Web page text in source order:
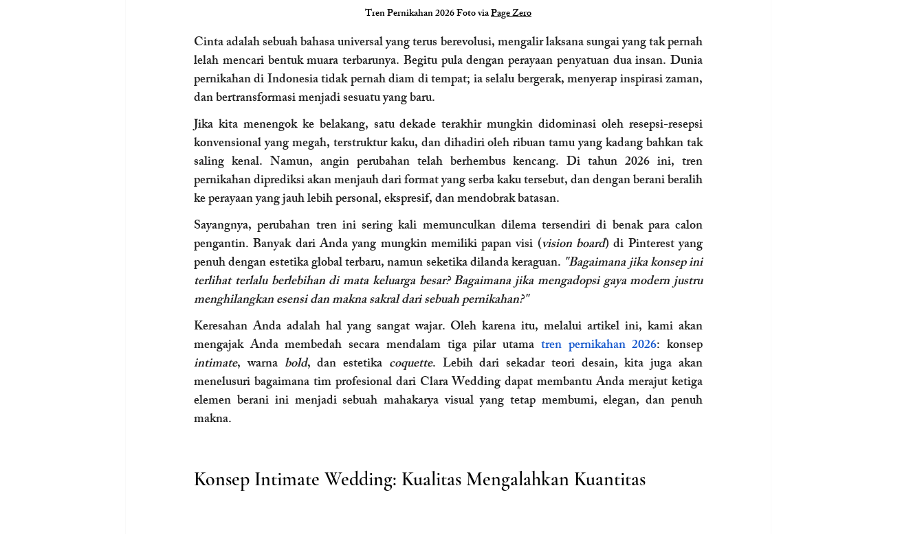
Tren Pernikahan 2026 Foto via Page Zero
Cinta adalah sebuah bahasa universal yang terus berevolusi, mengalir laksana sungai yang tak pernah
lelah mencari bentuk muara terbarunya. Begitu pula dengan perayaan penyatuan dua insan. Dunia
pernikahan di Indonesia tidak pernah diam di tempat; ia selalu bergerak, menyerap inspirasi zaman,
dan bertransformasi menjadi sesuatu yang baru.
Jika kita menengok ke belakang, satu dekade terakhir mungkin didominasi oleh resepsi-resepsi
konvensional yang megah, terstruktur kaku, dan dihadiri oleh ribuan tamu yang kadang bahkan tak
saling kenal. Namun, angin perubahan telah berhembus kencang. Di tahun 2026 ini, tren
pernikahan diprediksi akan menjauh dari format yang serba kaku tersebut, dan dengan berani beralih
ke perayaan yang jauh lebih personal, ekspresif, dan mendobrak batasan.
Sayangnya, perubahan tren ini sering kali memunculkan dilema tersendiri di benak para calon
pengantin. Banyak dari Anda yang mungkin memiliki papan visi (vision board) di Pinterest yang
penuh dengan estetika global terbaru, namun seketika dilanda keraguan. "Bagaimana jika konsep ini
terlihat terlalu berlebihan di mata keluarga besar? Bagaimana jika mengadopsi gaya modern justru
menghilangkan esensi dan makna sakral dari sebuah pernikahan?"
Keresahan Anda adalah hal yang sangat wajar. Oleh karena itu, melalui artikel ini, kami akan
mengajak Anda membedah secara mendalam tiga pilar utama tren pernikahan 2026
intimate, warna bold, dan estetika coquette. Lebih dari sekadar teori desain, kita juga akan
menelusuri bagaimana tim profesional dari Clara Wedding dapat membantu Anda merajut ketiga
elemen berani ini menjadi sebuah mahakarya visual yang tetap membumi, elegan, dan penuh
makna.
Konsep Intimate Wedding: Kualitas Mengalahkan Kuantitas